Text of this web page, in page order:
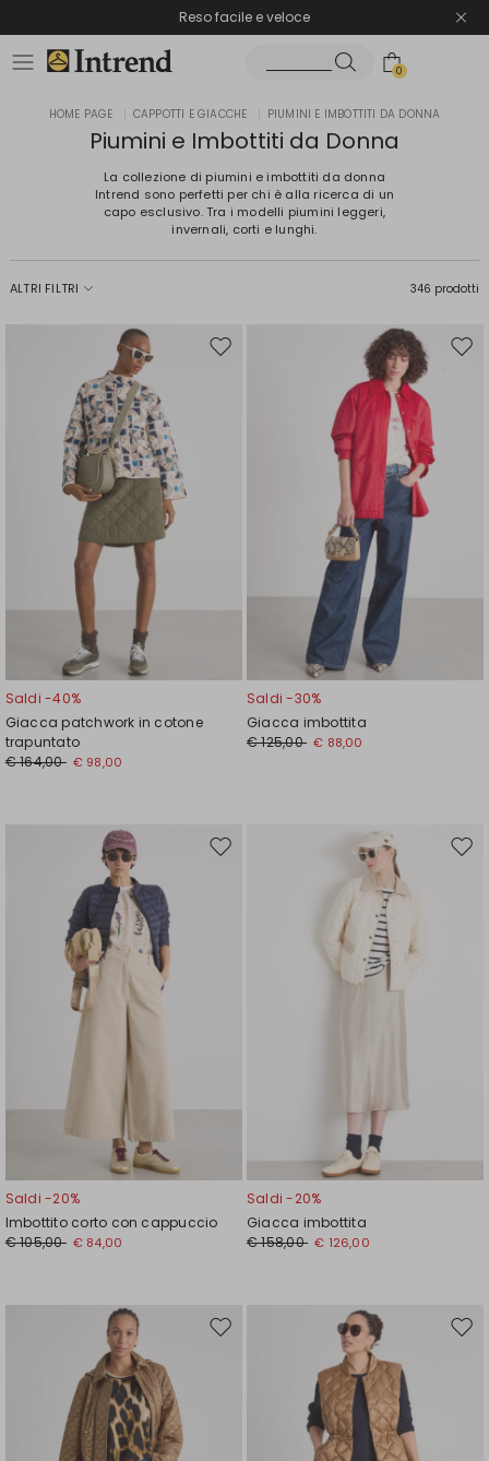
Spedizione gratuita
Reso facile e veloce
0
HOME PAGE CAPPOTTI E GIACCHE PIUMINI E IMBOTTITI DA DONNA
Piumini e Imbottiti da Donna
La collezione di piumini e imbottiti da donna
Intrend sono perfetti per chi è alla ricerca di un
capo esclusivo. Tra i modelli piumini leggeri,
invernali, corti e lunghi.
ALTRI FILTRI 346 prodotti
Sposta
Saldi -40%
Giacca patchwork in cotone
trapuntato
€ 164,00 € 98,00
Saldi -30%
Giacca imbottita
€ 125,00 € 88,00
Sposta
Saldi -20%
Imbottito corto con cappuccio
€ 105,00 € 84,00
Saldi -20%
Giacca imbottita
€ 158,00 € 126,00
Sposta